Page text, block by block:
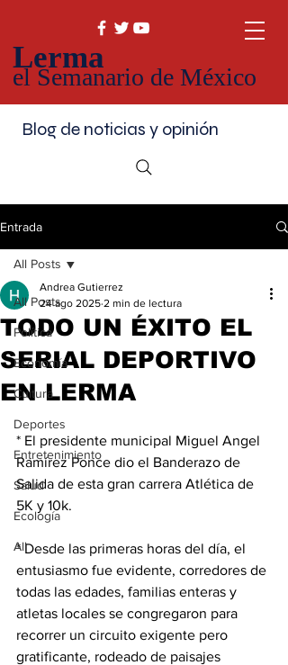
Lerma
el Semanario de México
Blog de noticias y opinión
Entrada
All Posts
Política
Economía
Cultura
Deportes
Entretenimiento
Salud
Ecología
All
All Posts
TODO UN ÉXITO EL
SERIAL DEPORTIVO
EN LERMA
Andrea Gutierrez
24 ago 2025 2 min de lectura
* El presidente municipal Miguel Angel
Ramírez Ponce dio el Banderazo de
Salida de esta gran carrera Atlética de
5K y 10k.
* Desde las primeras horas del día, el
entusiasmo fue evidente, corredores de
todas las edades, familias enteras y
atletas locales se congregaron para
recorrer un circuito exigente pero
gratificante, rodeado de paisajes